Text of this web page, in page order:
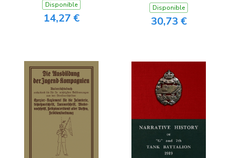
Disponible
14,27 €
Disponible
30,73 €